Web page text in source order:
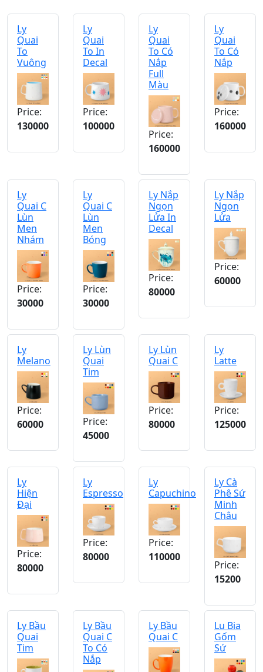
Ly
Quai
To
Vuông
Price:
130000
Ly
Quai
To In
Decal
Price:
100000
Ly
Quai
To Có
Nắp
Full
Màu
Price:
160000
Ly
Quai
To Có
Nắp
Price:
160000
Ly
Quai C
Lùn
Men
Nhám
Price:
30000
Ly
Quai C
Lùn
Men
Bóng
Price:
30000
Ly Nắp
Ngọn
Lửa In
Decal
Price:
80000
Ly Nắp
Ngọn
Lửa
Price:
60000
Ly
Melano
Price:
60000
Ly Lùn
Quai
Tim
Price:
45000
Ly Lùn
Quai C
Price:
80000
Ly
Latte
Price:
125000
Ly
Hiện
Đại
Price:
80000
Ly
Espresso
Price:
80000
Ly
Capuchino
Price:
110000
Ly Cà
Phê Sứ
Minh
Châu
Price:
15200
Ly Bầu
Quai
Tim
Ly Bầu
Quai C
To Có
Nắp
Ly Bầu
Quai C
Lu Bia
Gốm
Sứ